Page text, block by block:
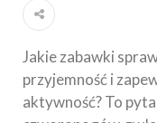
Jakie zabawki
przyjemność i
aktywność? To